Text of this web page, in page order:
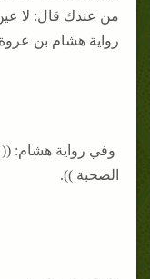
من عندك قال: لا
رواية هشام بن
وفي رواية هشام: ((
الصحبة )).